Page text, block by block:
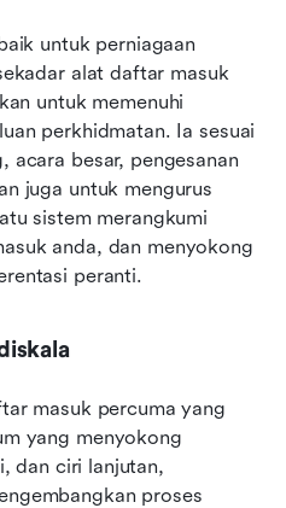
untuk perniagaan
alat daftar masuk
untuk memenuhi
perkhidmatan. Ia sesuai
acara besar, pengesanan
juga untuk mengurus
sistem merangkumi
anda, dan menyokong
peranti.
masuk percuma yang
yang menyokong
dan ciri lanjutan,
proses